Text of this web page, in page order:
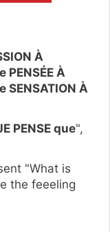
À
PENSÉE À
SENSATION À
PENSE que",
"What is
the feeeling